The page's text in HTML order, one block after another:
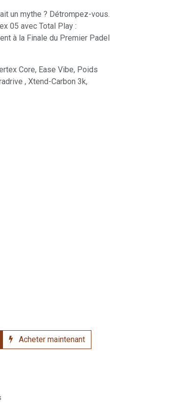
un mythe ? Détrompez-vous.
05 avec Total Play :
à la Finale du Premier Padel
Core, Ease Vibe, Poids
, Xtend-Carbon 3k,
Acheter maintenant